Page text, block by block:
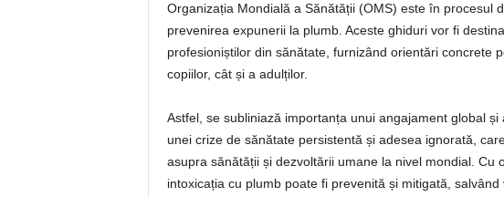
Organizația Mondială a Sănătății (OMS) este în procesul
prevenirea expunerii la plumb. Aceste ghiduri vor fi
profesioniștilor din sănătate, furnizând orientări concrete
copiilor, cât și a adulților.
Astfel, se subliniază importanța unui angajament global
unei crize de sănătate persistentă și adesea ignorată,
asupra sănătății și dezvoltării umane la nivel mondial. Cu
intoxicația cu plumb poate fi prevenită și mitigată,